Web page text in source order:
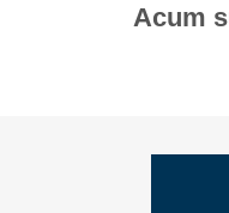
Acum